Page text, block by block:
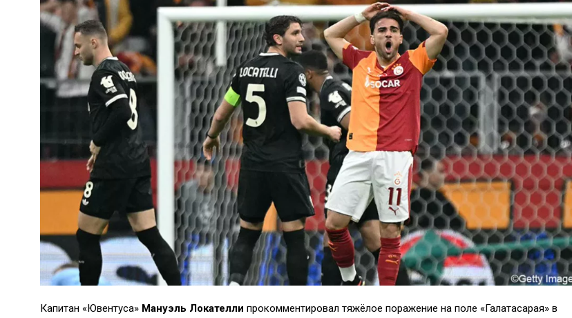
Капитан «Ювентуса» Мануэль Локателли прокомментировал тяжёлое поражение на поле «Галатасарая» в